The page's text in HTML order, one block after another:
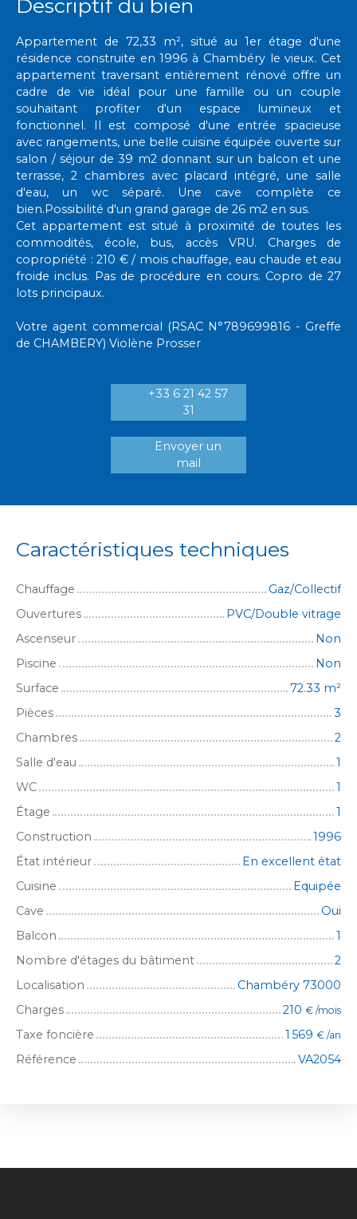
Descriptif du bien
Appartement de 72,33 m², situé au 1er étage d'une
résidence construite en 1996 à Chambéry le vieux. Cet
appartement traversant entièrement rénové offre un
cadre de vie idéal pour une famille ou un couple
souhaitant profiter d'un espace lumineux et
fonctionnel. Il est composé d'une entrée spacieuse
avec rangements, une belle cuisine équipée ouverte sur
salon / séjour de 39 m2 donnant sur un balcon et une
terrasse, 2 chambres avec placard intégré, une salle
d'eau, un wc séparé. Une cave complète ce
bien.Possibilité d'un grand garage de 26 m2 en sus.
Cet appartement est situé à proximité de toutes les
commodités, école, bus, accès VRU. Charges de
copropriété : 210 € / mois chauffage, eau chaude et eau
froide inclus. Pas de procédure en cours. Copro de 27
lots principaux.
Votre agent commercial (RSAC N°789699816 - Greffe
de CHAMBERY) Violène Prosser
+33 6 21 42 57
31
Envoyer un
mail
Caractéristiques techniques
Chauffage
Gaz/Collectif
Ouvertures
PVC/Double vitrage
Ascenseur
Non
Piscine
Non
Surface
72.33 m²
Pièces
3
Chambres
2
Salle d'eau
1
WC
1
Étage
1
Construction
1996
État intérieur
En excellent état
Cuisine
Equipée
Cave
Oui
Balcon
1
Nombre d'étages du bâtiment
2
Localisation
Chambéry 73000
Charges
210 € /mois
Taxe foncière 1 569 € /an
Référence VA2054